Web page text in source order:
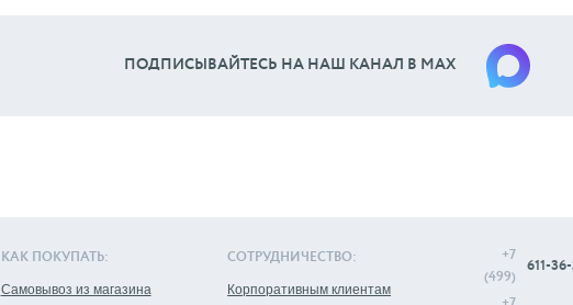
ПОДПИСЫВАЙТЕСЬ НА НАШ КАНАЛ В МАХ
КАК ПОКУПАТЬ:
Самовывоз из магазина
СОТРУДНИЧЕСТВО:
Корпоративным клиентам
+7
(499)
611-36-